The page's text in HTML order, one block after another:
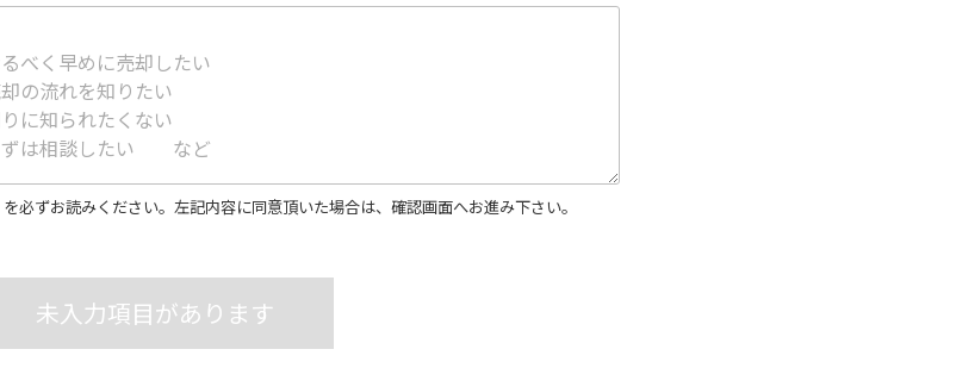
を必ずお読みください。左記内容に同意頂いた場合は、確認画面へお進み下さい。
未入力項目があります